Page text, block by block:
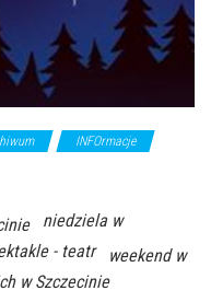
INFOrmacje
niedziela w
- teatr
weekend w
w Szczecinie